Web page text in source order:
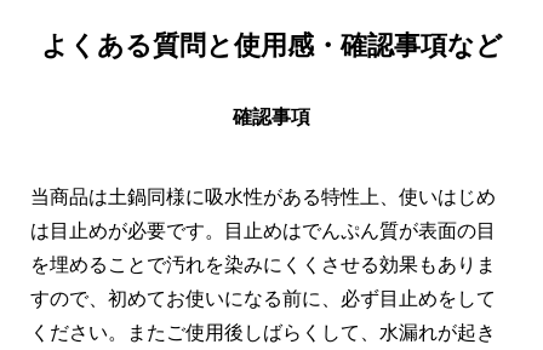
よくある質問と使用感・確認事項など
確認事項
当商品は土鍋同様に吸水性がある特性上、使いはじめ
は目止めが必要です。目止めはでんぷん質が表面の目
を埋めることで汚れを染みにくくさせる効果もありま
すので、初めてお使いになる前に、必ず目止めをして
ください。またご使用後しばらくして、水漏れが起き